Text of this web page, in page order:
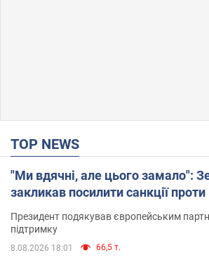
TOP NEWS
"Ми вдячні, але цього замало":
закликав посилити санкції проти
Президент подякував європейським
підтримку
8.08.2026 18:01 66,5 т.